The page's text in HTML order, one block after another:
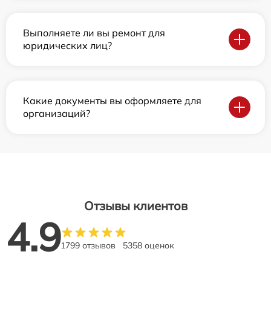
Выполняете ли вы ремонт для
юридических лиц?
Какие документы вы оформляете для
организаций?
Отзывы клиентов
4.91799 отзывов 5358 оценок